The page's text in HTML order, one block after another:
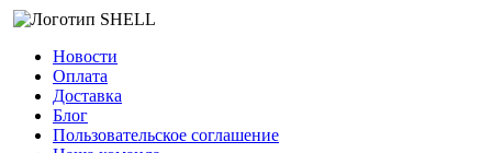
Новости
Оплата
Доставка
Блог
Пользовательское соглашение